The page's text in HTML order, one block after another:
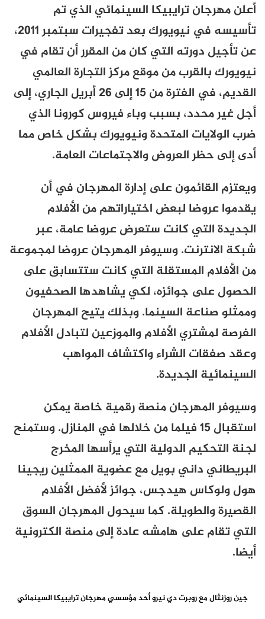
أعلن مهرجان ترايبيكا السينمائي الذي تم
تأسيسه في نيويورك بعد تفجيرات سبتمبر 2011،
عن تأجيل دورته التي كان من المقرر أن تقام في
نيويورك بالقرب من موقع مركز التجارة العالمي
القديم، في الفترة من 15 إلى 26 أبريل الجاري، إلى
أجل غير محدد، بسبب وباء فيروس كورونا الذي
ضرب الولايات المتحدة ونيويورك بشكل خاص مما
أدى إلى حظر العروض والاجتماعات العامة.
ويعتزم القائمون على إدارة المهرجان في أن
يقدموا عروضا لبعض اختياراتهم من الأفلام
الجديدة التي كانت ستعرض عروضا عامة، عبر
شبكة الانترنت. وسيوفر المهرجان عروضا لمجموعة
من الأفلام المستقلة التي كانت ستتسابق على
الحصول على جوائزه، لكي يشاهدها الصحفيون
وممثلو صناعة السينما. وبذلك يتيح المهرجان
الفرصة لمشتري الأفلام والموزعين لتبادل الأفلام
وعقد صفقات الشراء واكتشاف المواهب
السينمائية الجديدة.
وسيوفر المهرجان منصة رقمية خاصة يمكن
استقبال 15 فيلما من خلالها في المنازل. وستمنح
لجنة التحكيم الدولية التي يرأسها المخرج
البريطاني داني بويل مع عضوية الممثلين ريجينا
هول ولوكاس هيدجس، جوائز لأفضل الأفلام
القصيرة والطويلة. كما سيحول المهرجان السوق
التي تقام على هامشه عادة إلى منصة الكترونية
أيضا.
جين روزنثال مع روبرت دي نيرو أحد مؤسسي مهرجان ترايبيكا السينمائي